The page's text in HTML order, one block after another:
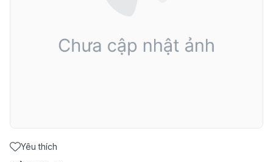
Yêu thích